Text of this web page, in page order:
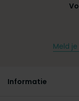
Meld
Informatie